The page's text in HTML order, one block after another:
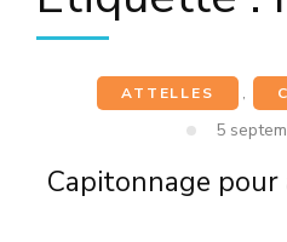
ATTELLES ,
5
Capitonnage